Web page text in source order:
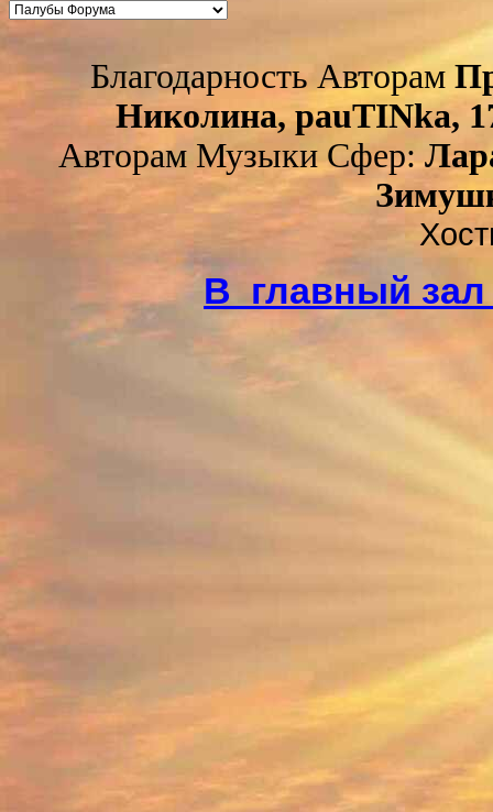
Благодарность Авторам
Николина, pauTINka,
Авторам Музыки Сфер:
-..Раздел: Наши
В главный зал